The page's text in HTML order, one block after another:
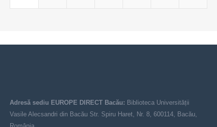
Adresă sediu EUROPE DIRECT Bacău: Biblioteca Universității
Vasile Alecsandri din Bacău Str. Spiru Haret, Nr. 8, 600114, Bacău,